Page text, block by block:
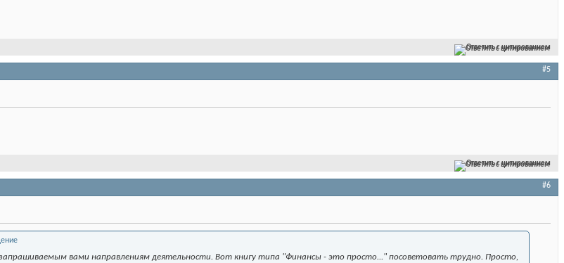
Ответить с цитированием
#5
Ответить с цитированием
#6
вами направлениям деятельности. Вот книгу типа "Финансы - это просто..." посоветовать трудно. Просто,